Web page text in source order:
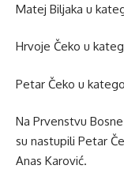
Matej Biljaka u
Hrvoje Čeko u
Petar Čeko u
Na Prvenstvu
su nastupili Petar
Anas Karović.